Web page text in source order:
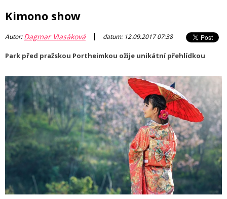
Kimono show
Autor:Dagmar Vlasáková | datum: 12.09.2017 07:38
Park před pražskou Portheimkou ožije unikátní přehlídkou